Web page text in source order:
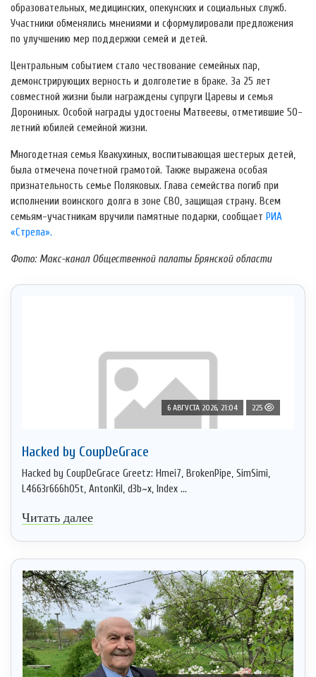
образовательных, медицинских, опекунских и социальных служб.
Участники обменялись мнениями и сформулировали предложения
по улучшению мер поддержки семей и детей.
Центральным событием стало чествование семейных пар,
демонстрирующих верность и долголетие в браке. За 25 лет
совместной жизни были награждены супруги Царевы и семья
Дорониных. Особой награды удостоены Матвеевы, отметившие 50-
летний юбилей семейной жизни.
Многодетная семья Квакухиных, воспитывающая шестерых детей,
была отмечена почетной грамотой. Также выражена особая
признательность семье Поляковых. Глава семейства погиб при
исполнении воинского долга в зоне СВО, защищая страну. Всем
семьям-участникам вручили памятные подарки, сообщает РИА
«Стрела».
Фото: Макс-канал Общественной палаты Брянской области
6 АВГУСТА 2026, 21:04 225
Hacked by CoupDeGrace
Hacked by CoupDeGrace Greetz: Hmei7, BrokenPipe, SimSimi,
L4663r666h05t, AntonKil, d3b~x, Index ...
Читать далее